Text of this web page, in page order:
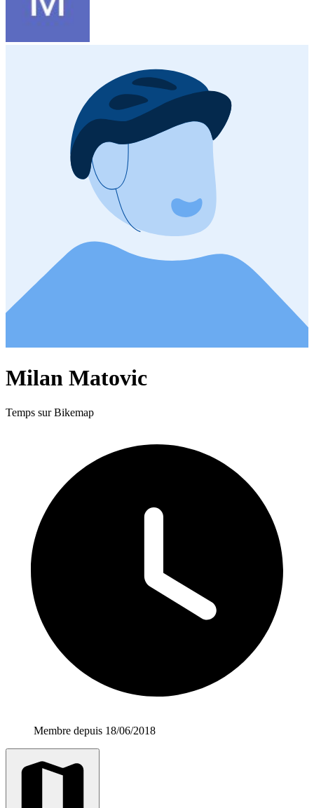
Milan Matovic
Temps sur Bikemap
Membre depuis 18/06/2018